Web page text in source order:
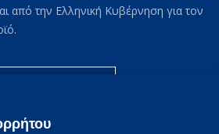
από την Ελληνική Κυβέρνηση για τον